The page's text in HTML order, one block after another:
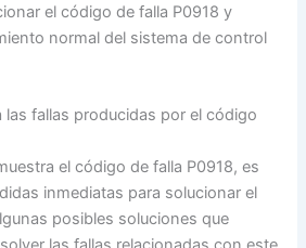
el código de falla P0918 y
normal del sistema de control
las fallas producidas por el código
el código de falla P0918, es
inmediatas para solucionar el
posibles soluciones que